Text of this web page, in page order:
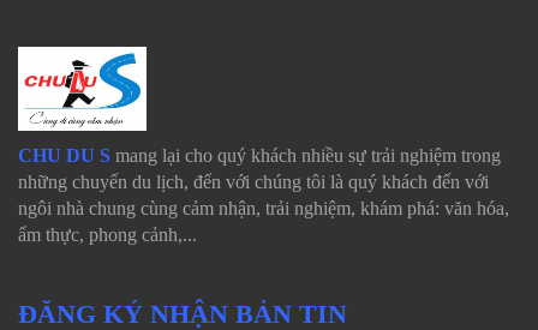
CHU DU S mang lại cho quý khách nhiều sự trải nghiệm trong
những chuyến du lịch, đến với chúng tôi là quý khách đến với
ngôi nhà chung cùng cảm nhận, trải nghiệm, khám phá: văn hóa,
ẩm thực, phong cảnh,...
ĐĂNG KÝ NHẬN BẢN TIN